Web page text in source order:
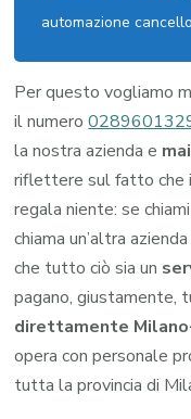
automazione
Per questo vogliamo
il numero
la nostra azienda e
riflettere sul fatto che
regala niente: se
chiama un’altra
che tutto ciò sia un
pagano, giustamente,
direttamente
opera con personale
tutta la provincia di